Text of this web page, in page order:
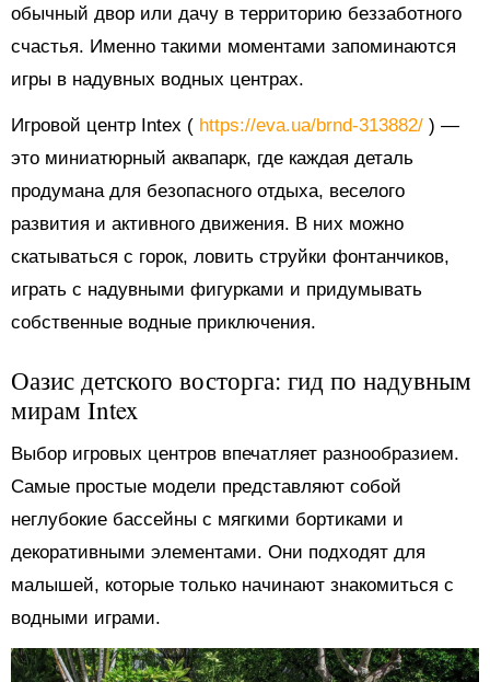
обычный двор или дачу в территорию беззаботного
счастья. Именно такими моментами запоминаются
игры в надувных водных центрах.
Игровой центр Intex ( https://eva.ua/brnd-313882/ ) —
это миниатюрный аквапарк, где каждая деталь
продумана для безопасного отдыха, веселого
развития и активного движения. В них можно
скатываться с горок, ловить струйки фонтанчиков,
играть с надувными фигурками и придумывать
собственные водные приключения.
Оазис детского восторга: гид по надувным
мирам Intex
Выбор игровых центров впечатляет разнообразием.
Самые простые модели представляют собой
неглубокие бассейны с мягкими бортиками и
декоративными элементами. Они подходят для
малышей, которые только начинают знакомиться с
водными играми.